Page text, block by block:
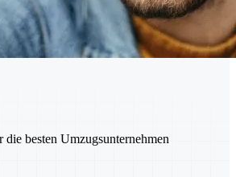
die besten Umzugsunternehmen